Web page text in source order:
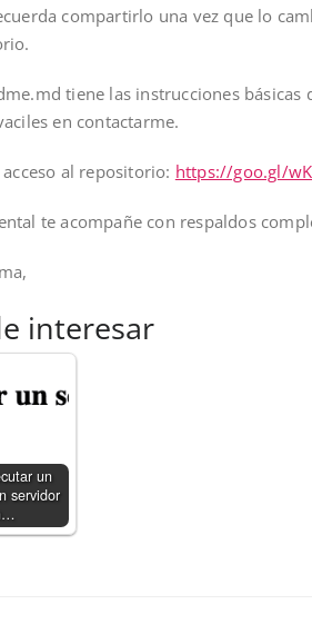
compartirlo una vez que lo
tiene las instrucciones básicas
en contactarme.
al repositorio: https://goo.gl/
te acompañe con respaldos
interesar
un
servidor